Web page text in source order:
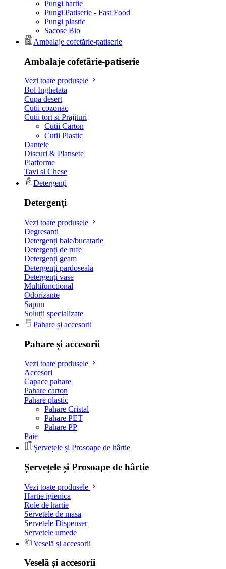
Pungi hartie
Pungi Patiserie - Fast Food
Pungi plastic
Sacose Bio
Ambalaje cofetărie-patiserie
Ambalaje cofetărie-patiserie
Vezi toate produsele
Bol Inghetata
Cupa desert
Cutii cozonac
Cutii tort si Prajituri
Cutii Carton
Cutii Plastic
Dantele
Discuri & Plansete
Platforme
Tavi si Chese
Detergenți
Detergenți
Vezi toate produsele
Degresanti
Detergenți baie/bucatarie
Detergenți de rufe
Detergenți geam
Detergenți pardoseala
Detergenți vase
Multifunctional
Odorizante
Sapun
Soluții specializate
Pahare și accesorii
Pahare și accesorii
Vezi toate produsele
Accesori
Capace pahare
Pahare carton
Pahare plastic
Pahare Cristal
Pahare PET
Pahare PP
Paie
Șervețele și Prosoape de hârtie
Șervețele și Prosoape de hârtie
Vezi toate produsele
Hartie igienica
Role de hartie
Servetele de masa
Servetele Dispenser
Servetele umede
Veselă și accesorii
Veselă și accesorii